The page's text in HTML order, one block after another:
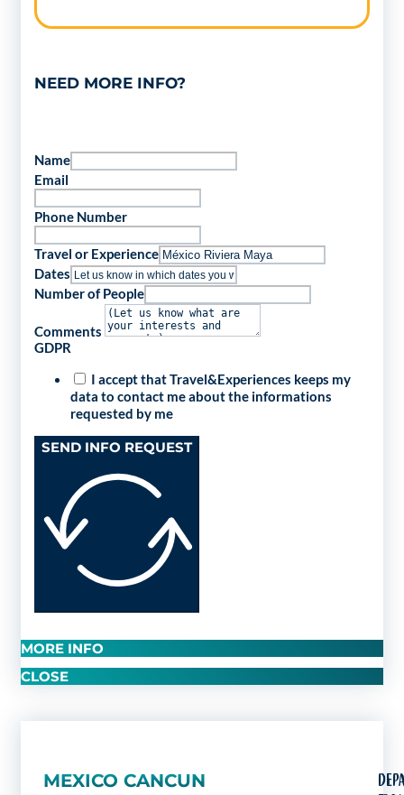
MORE INFO
CLOSE
NEED MORE INFO?
Name
Email
Phone Number
Travel or Experience
Dates
Number of People
Comments
GDPR
I accept that Travel&Experiences keeps my
data to contact me about the informations
requested by me
SEND INFO REQUEST
MEXICO CANCUN